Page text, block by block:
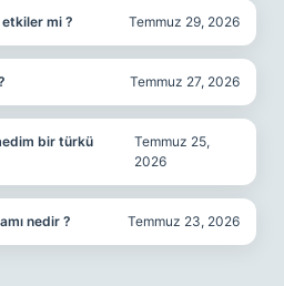
mi ? Temmuz 29, 2026
Temmuz 27, 2026
bir türkü
Temmuz 25,
2026
nedir ? Temmuz 23, 2026